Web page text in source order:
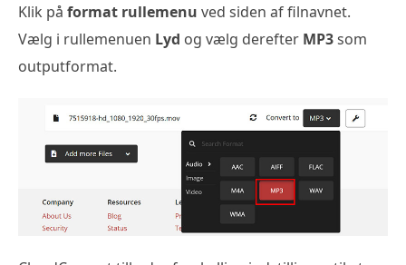
Klik på format rullemenu ved siden af filnavnet.
Vælg i rullemenuen Lyd og vælg derefter MP3som
outputformat.